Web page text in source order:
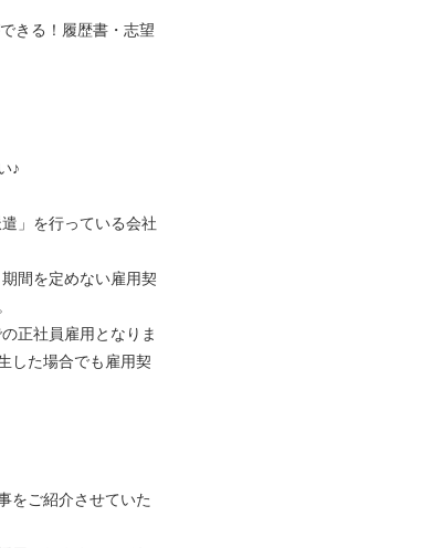
きる！履歴書・志望
♪
」を行っている会社
間を定めない雇用契
正社員雇用となりま
した場合でも雇用契
をご紹介させていた